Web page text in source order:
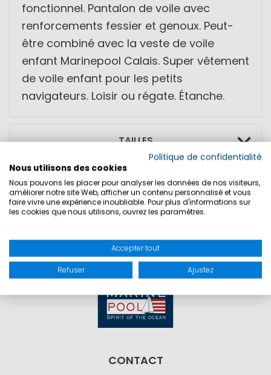
fonctionnel. Pantalon de voile avec
renforcements fessier et genoux. Peut-
être combiné avec la veste de voile
enfant Marinepool Calais. Super vêtement
de voile enfant pour les petits
navigateurs. Loisir ou régate. Étanche.
TAILLES
SÉCURITÉ DU PRODUIT
CONTACT
Politique de confidentialité
Nous utilisons des cookies
Nous pouvons les placer pour analyser les données de nos visiteurs,
améliorer notre site Web, afficher un contenu personnalisé et vous
faire vivre une expérience inoubliable. Pour plus d'informations sur
les cookies que nous utilisons, ouvrez les paramètres.
Accepter tout
Refuser Ajustez